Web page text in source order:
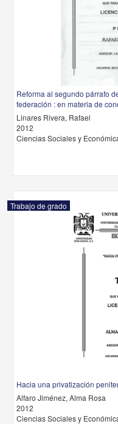
Reforma al segundo párrafo
federación : en materia de
Linares Rivera, Rafael
2012
Ciencias Sociales y
Trabajo de grado
Hacia una privatización
Alfaro Jiménez, Alma Rosa
2012
Ciencias Sociales y